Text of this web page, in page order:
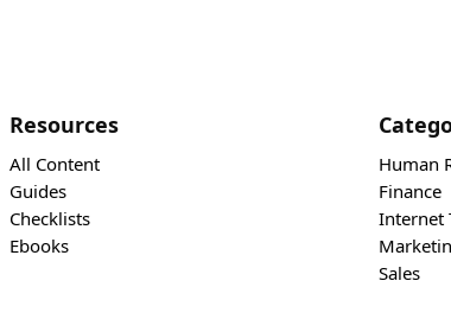
Resources
All Content
Guides
Checklists
Ebooks
Human
Finance
Internet
Sales